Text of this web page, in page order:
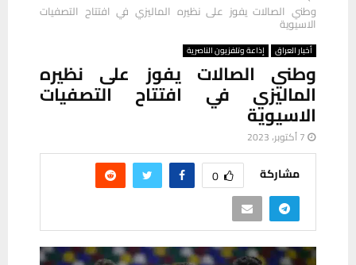
وطني الصالات يفوز على نظيره الماليزي في افتتاح التصفيات
الاسيوية
أخبار العراق إذاعة وتلفزيون الناصرية
وطني الصالات يفوز على نظيره
الماليزي في افتتاح التصفيات
الاسيوية
7 أكتوبر، 2023
مشاركة 0